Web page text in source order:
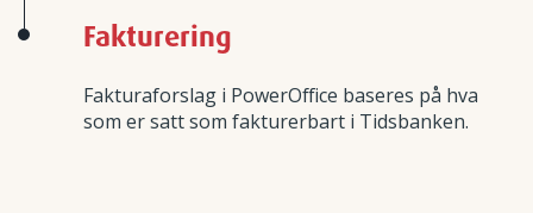
Fakturering
Fakturaforslag i PowerOffice baseres på hva
som er satt som fakturerbart i Tidsbanken.